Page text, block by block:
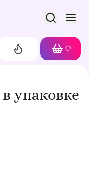
Акции
Корзина
упаковке